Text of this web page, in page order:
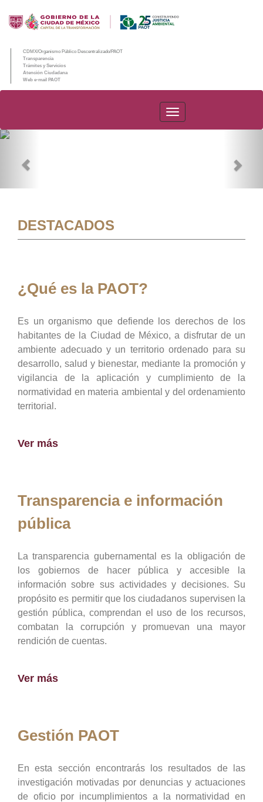
CDMX/Organismo Público Descentralizado/PAOT
Transparencia
Trámites y Servicios
Atención Ciudadana
Web e-mail PAOT
PAOT
DESTACADOS
¿Qué es la PAOT?
Es un organismo que defiende los derechos de los
habitantes de la Ciudad de México, a disfrutar de un
ambiente adecuado y un territorio ordenado para su
desarrollo, salud y bienestar, mediante la promoción y
vigilancia de la aplicación y cumplimiento de la
normatividad en materia ambiental y del ordenamiento
territorial.
Ver más
Transparencia e información
pública
La transparencia gubernamental es la obligación de
los gobiernos de hacer pública y accesible la
información sobre sus actividades y decisiones. Su
propósito es permitir que los ciudadanos supervisen la
gestión pública, comprendan el uso de los recursos,
combatan la corrupción y promuevan una mayor
rendición de cuentas.
Ver más
Gestión PAOT
En esta sección encontrarás los resultados de las
investigación motivadas por denuncias y actuaciones
de oficio por incumplimientos a la normatividad en